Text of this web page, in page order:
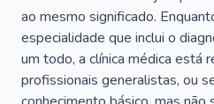
ao mesmo significado.
especialidade que inclui o
um todo, a clínica médica está
profissionais generalistas, ou